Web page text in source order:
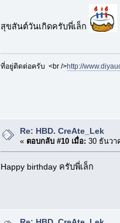
สุขสันต์วันเกิดครับพี่เล็ก
ที่อยู่ติดต่อครับ <br />http://
Re: HBD. CreAte_Lek
« ตอบกลับ #10 เมื่อ: 30 ธันวา
Happy birthday ครับพี่เล็ก